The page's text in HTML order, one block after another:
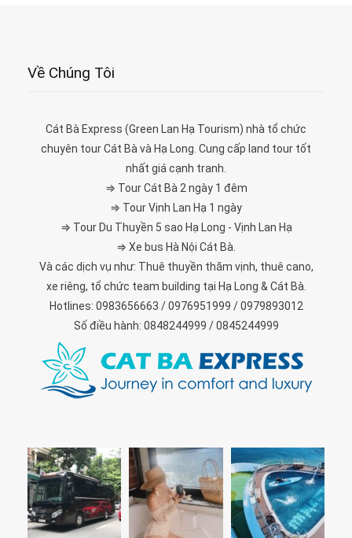
Về Chúng Tôi
Cát Bà Express (Green Lan Hạ Tourism) nhà tổ chức
chuyên tour Cát Bà và Hạ Long. Cung cấp land tour tốt
nhất giá cạnh tranh.
⇒ Tour Cát Bà 2 ngày 1 đêm
⇒ Tour Vịnh Lan Hạ 1 ngày
⇒ Tour Du Thuyền 5 sao Hạ Long - Vịnh Lan Hạ
⇒ Xe bus Hà Nội Cát Bà.
Và các dịch vụ như: Thuê thuyền thăm vịnh, thuê cano,
xe riêng, tổ chức team building tại Hạ Long & Cát Bà.
Hotlines: 0983656663 / 0976951999 / 0979893012
Số điều hành: 0848244999 / 0845244999